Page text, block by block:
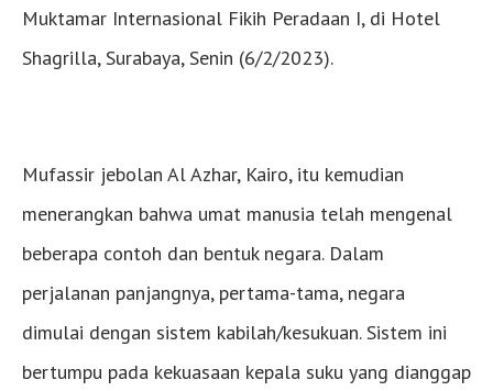
Muktamar Internasional Fikih Peradaan I, di Hotel
Shagrilla, Surabaya, Senin (6/2/2023).
Mufassir jebolan Al Azhar, Kairo, itu kemudian
menerangkan bahwa umat manusia telah mengenal
beberapa contoh dan bentuk negara. Dalam
perjalanan panjangnya, pertama-tama, negara
dimulai dengan sistem kabilah/kesukuan. Sistem ini
bertumpu pada kekuasaan kepala suku yang dianggap